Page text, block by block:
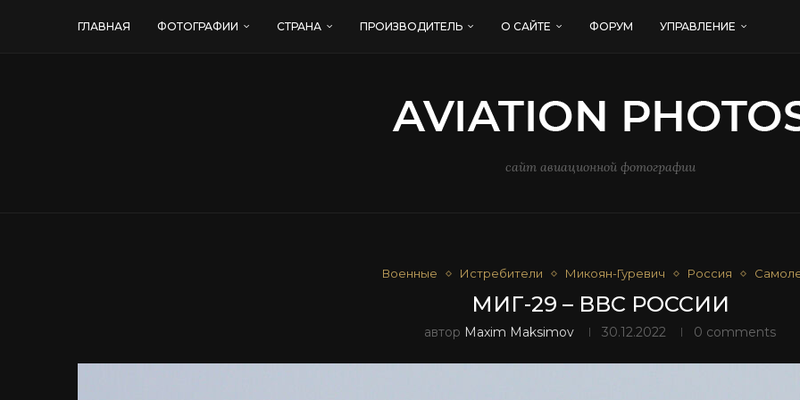
ГЛАВНАЯ ФОТОГРАФИИ СТРАНА ПРОИЗВОДИТЕЛЬ О САЙТЕ ФОРУМ УПРАВЛЕНИЕ
сайт авиационной фотографии
Военные Истребители Микоян-Гуревич Россия
МИГ-29 – ВВС РОССИИ
автор Maxim Maksimov 30.12.2022 0 comments